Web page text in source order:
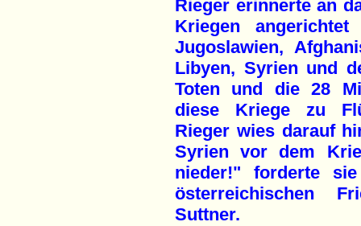
Rieger erinnerte an
Kriegen
Jugoslawien,
Libyen, Syrien und
Toten und die 28
diese Kriege zu
Rieger wies darauf
Syrien vor dem
nieder!" forderte
österreichischen
Suttner.